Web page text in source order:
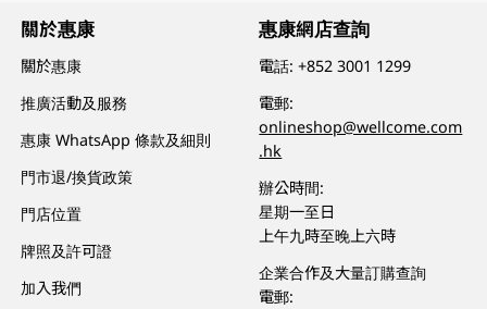
關於惠康
關於惠康
推廣活動及服務
惠康 WhatsApp 條款及細則
門市退/換貨政策
門店位置
牌照及許可證
加入我們
惠康網店查詢
電話:+852 3001 1299
電郵:
onlineshop@wellcome.com
.hk
辦公時間:
星期一至日
上午九時至晚上六時
企業合作及大量訂購查詢
電郵: